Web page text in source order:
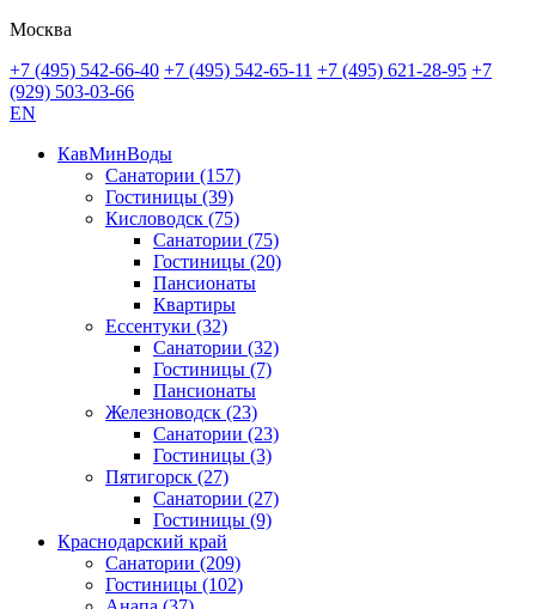
Москва
+7 (495) 542-66-40 +7 (495) 542-65-11 +7 (495) 621-28-95 +7
(929) 503-03-66
EN
КавМинВоды
Санатории (157)
Гостиницы (39)
Кисловодск (75)
Санатории (75)
Гостиницы (20)
Пансионаты
Квартиры
Ессентуки (32)
Санатории (32)
Гостиницы (7)
Пансионаты
Железноводск (23)
Санатории (23)
Гостиницы (3)
Пятигорск (27)
Санатории (27)
Гостиницы (9)
Краснодарский край
Санатории (209)
Гостиницы (102)